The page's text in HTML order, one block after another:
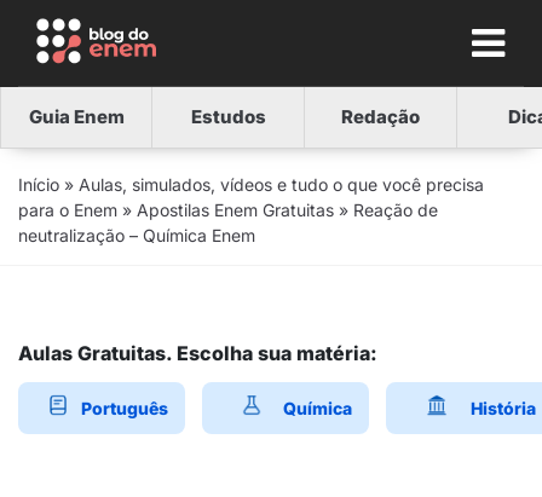
Guia Enem Estudos Redação
Início » Aulas, simulados, vídeos e tudo o que você precisa
para o Enem » Apostilas Enem Gratuitas » Reação de
neutralização – Química Enem
Aulas Gratuitas. Escolha sua matéria:
Português Química História